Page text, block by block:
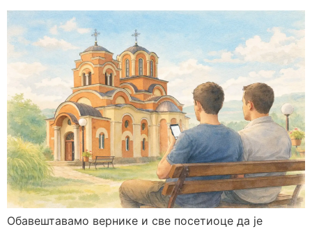
Обавештавамо вернике и све посетиоце да је